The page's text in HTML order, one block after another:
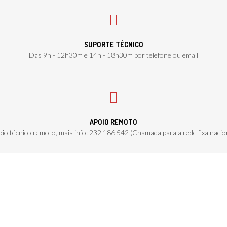
SUPORTE TÉCNICO
Das 9h - 12h30m e 14h - 18h30m por telefone ou email
APOIO REMOTO
técnico remoto, mais info: 232 186 542 (Chamada para a rede fixa